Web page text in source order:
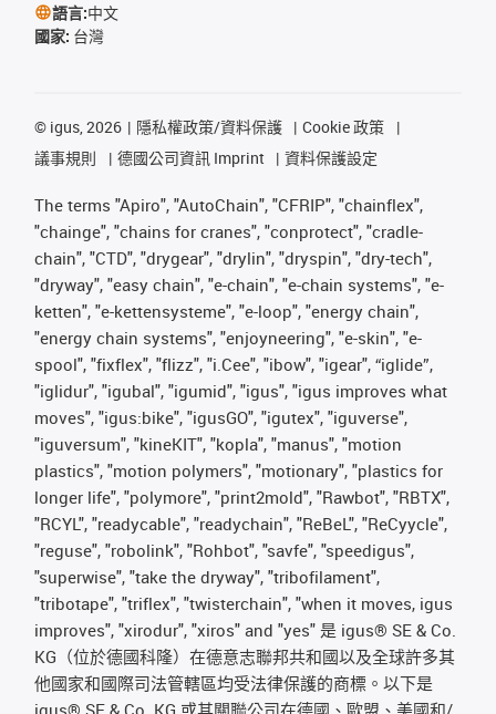
語言:中文
國家: 台灣
© igus, 2026 隱私權政策/資料保護
Cookie 政策
議事規則
德國公司資訊 Imprint 資料保護設定
The terms "Apiro", "AutoChain", "CFRIP", "chainflex",
"chainge", "chains for cranes", "conprotect", "cradle-
chain", "CTD", "drygear", "drylin", "dryspin", "dry-tech",
"dryway", "easy chain", "e-chain", "e-chain systems", "e-
ketten", "e-kettensysteme", "e-loop", "energy chain",
"energy chain systems", "enjoyneering", "e-skin", "e-
spool", "fixflex", "flizz", "i.Cee", "ibow", "igear", “iglide”,
"iglidur", "igubal", "igumid", "igus", "igus improves what
moves", "igus:bike", "igusGO", "igutex", "iguverse",
"iguversum", "kineKIT", "kopla", "manus", "motion
plastics", "motion polymers", "motionary", "plastics for
longer life", "polymore", "print2mold", "Rawbot", "RBTX",
"RCYL", "readycable", "readychain", "ReBeL", "ReCyycle",
"reguse", "robolink", "Rohbot", "savfe", "speedigus",
"superwise", "take the dryway", "tribofilament",
"tribotape", "triflex", "twisterchain", "when it moves, igus
improves", "xirodur", "xiros" and "yes" 是 igus® SE & Co.
KG（位於德國科隆）在德意志聯邦共和國以及全球許多其
他國家和國際司法管轄區均受法律保護的商標。以下是
igus® SE & Co. KG 或其關聯公司在德國、歐盟、美國和/